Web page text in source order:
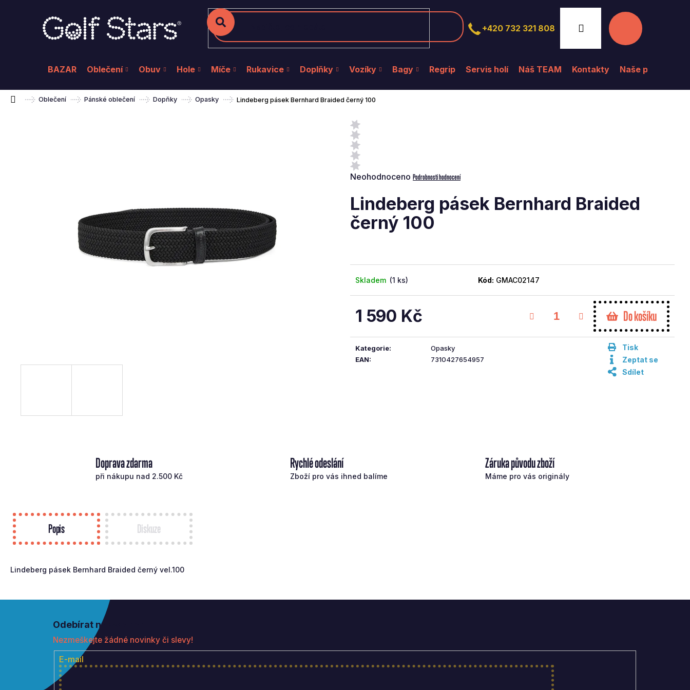
Hledat
BAZAR Oblečení Obuv Hole Míče Rukavice Doplňky Vozíky Bagy Regrip Servis holí Náš TEAM Kontakty Naše prodejna
+420 732 321 808 Přihlášení Nákupní
Domů Oblečení Pánské oblečení Dopňky Opasky Lindeberg pásek Bernhard Braided černý 100
Průměrné
produktu
0,0
z
Neohodnoceno Podrobnosti hodnocení
Lindeberg pásek Bernhard Braided
černý 100
Skladem (1 ks) Kód: GMAC02147
1 590 Kč
cena:
Do košíku
Kategorie:
Opasky
EAN: 7310427654957
Tisk
Zeptat se
Sdílet
Doprava zdarma
při nákupu nad 2.500 Kč
Rychlé odeslání
Zboží pro vás ihned balíme
Záruka původu zboží
Máme pro vás originály
Popis Diskuze
Lindeberg pásek Bernhard Braided černý vel.100
Zpětdo
obchodu
Zpětdo
obchodu
Odebírat newsletter
Nezmeškejte žádné novinky či slevy!
E-mail